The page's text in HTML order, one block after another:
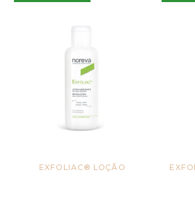
EXFOLIAC® LOÇÃO